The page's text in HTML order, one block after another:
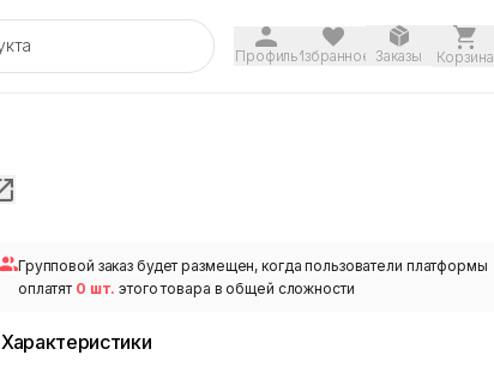
ПрофильИзбранное Заказы Корзина
Групповой заказ будет размещен, когда пользователи платформы
оплатят 0 шт. этого товара в общей сложности
Характеристики